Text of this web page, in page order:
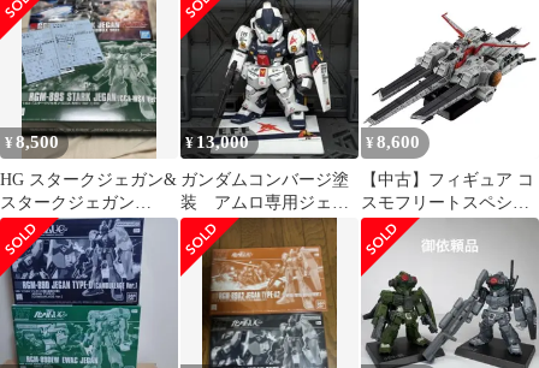
転写式デカール付属■＊
同梱不可
¥8,500
HG スタークジェガン&
スタークジェガン
(CCA-MSV Ver.) デカー
ル
¥ 13,000
ガンダムコンバージ塗
装 アムロ専用ジェガ
ン
¥ 8,600
【中古】フィギュア コ
スモフリートスペシャ
ル ネェル・アーガマ
Re. 「機動戦士ガンダ
ムUC」